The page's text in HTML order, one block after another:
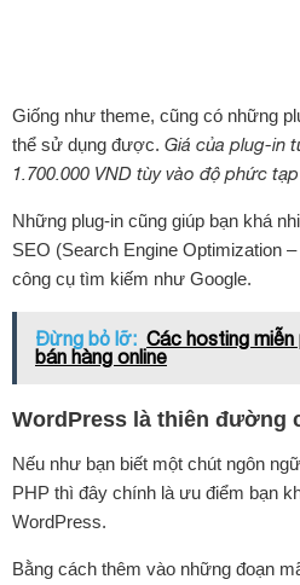
Giống như theme, cũng có những
thể sử dụng được. Giá của plug-in
1.700.000 VND tùy vào độ phức
Những plug-in cũng giúp bạn khá
SEO (Search Engine Optimization
công cụ tìm kiếm như Google.
Đừng bỏ lỡ: Các hosting
bán hàng online
WordPress là thiên đường
Nếu như bạn biết một chút ngôn
PHP thì đây chính là ưu điểm bạn
WordPress.
Bằng cách thêm vào những đoạn